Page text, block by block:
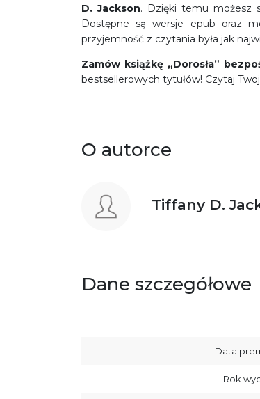
D. Jackson. Dzięki temu możesz
Dostępne są wersje epub oraz
przyjemność z czytania była jak
Zamów książkę „Dorosła”
bestsellerowych tytułów! Czytaj
O autorce
Tiffany D.
Dane szczegółowe
Data
Rok